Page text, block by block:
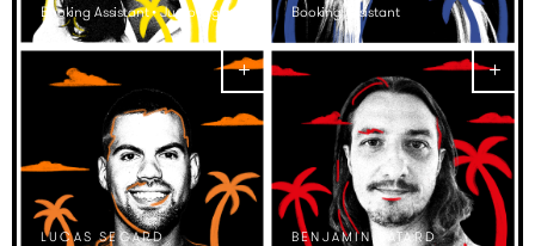
Booking Assistant • Junior Agent Booking Assistant
LUCAS SEGARD BENJAMIN BATARD